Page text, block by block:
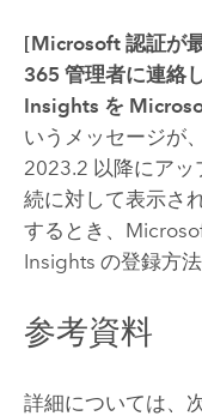
[Microsoft 認証が
365 管理者に連絡
Insights を
いうメッセージが、
2023.2 以降にアッ
続に対して表示さ
するとき、
Insights の登録方
参考資料
詳細については、